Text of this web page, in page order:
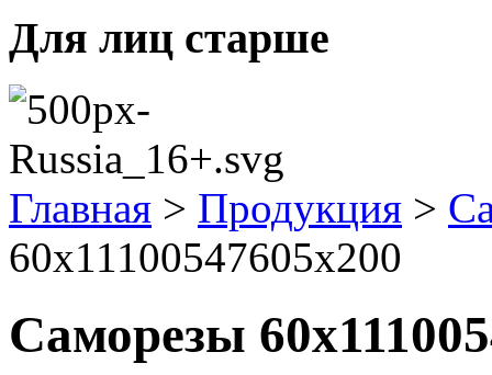
Для лиц старше
Главная > Продукция >
60x11100547605x200
Саморезы